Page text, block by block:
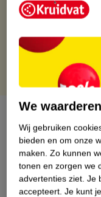
Gratis thuisbezorgd
Gratis retourneren
Gratis punten met
Over dit
Etiketinformatie
We
Wij gebruiken
bieden en om onze
maken. Zo kunnen
tonen en zorgen we
advertenties ziet. Je
accepteert. Je kunt